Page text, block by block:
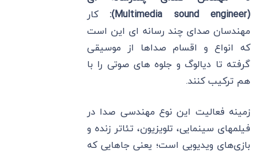
(Multimedia sound engineer):
کار
مهندسان صدای چند رسانه ای این است
که انواع و اقسام صداها از موسیقی
گرفته تا دیالوگ و جلوه های صوتی را با
هم ترکیب کنند.
زمینه فعالیت این نوع مهندسی صدا در
فیلمهای سینمایی، تلویزیون، تئاتر زنده و
بازی‌های ویدیویی است؛ یعنی جاهایی که